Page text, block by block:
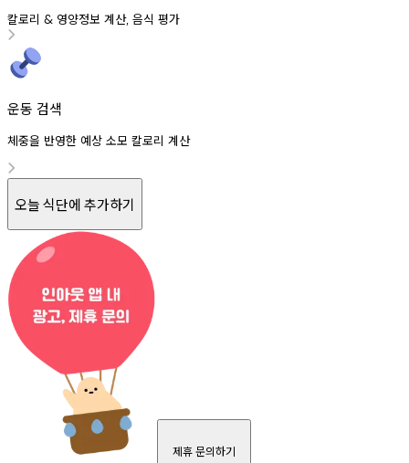
칼로리 & 영양정보 계산, 음식 평가
운동 검색
체중을 반영한 예상 소모 칼로리 계산
오늘 식단에 추가하기
제휴 문의하기